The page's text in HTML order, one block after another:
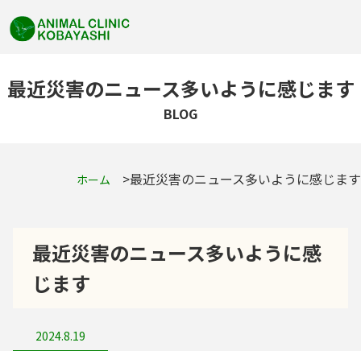
最近災害のニュース多いように感じます
BLOG
ホーム 最近災害のニュース多いように感じます
最近災害のニュース多いように感
じます
2024.8.19